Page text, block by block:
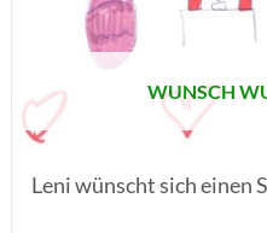
WUNSCH
Leni wünscht sich einen